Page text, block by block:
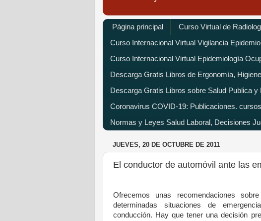
Página principal
Curso Virtual de
Curso Internacional Virtual Vigilancia
Curso Internacional Virtual Epidemiología
Descarga Gratis Libros de Ergonomía,
Descarga Gratis Libros sobre Salud Publica y
Coronavirus COVID-19: Publicaciones.
Normas y Leyes Salud Laboral, Decisiones
JUEVES, 20 DE OCTUBRE DE 2011
El conductor de automóvil ante las
Ofrecemos unas recomendaciones
determinadas situaciones de
conducción. Hay que tener una decisión